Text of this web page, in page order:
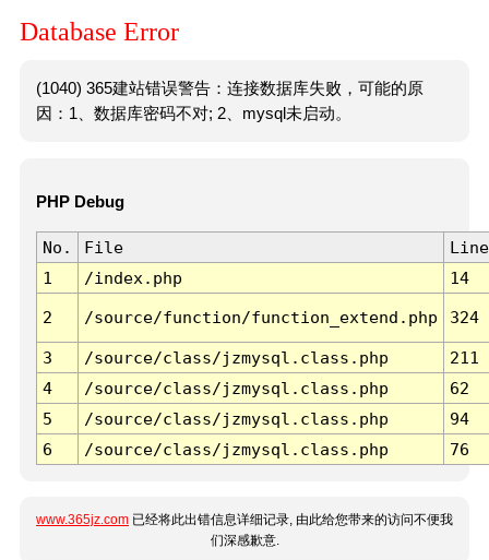
Database Error
(1040) 365建站错误警告：连接数据库失败，可能的原
因：1、数据库密码不对; 2、mysql未启动。
PHP Debug
No. File
Line
1
/index.php 14
2 /source/function/function_extend.php 324
3 /source/class/jzmysql.class.php
211
4
/source/class/jzmysql.class.php
62
5
/source/class/jzmysql.class.php
94
6
/source/class/jzmysql.class.php 76
www.365jz.com 已经将此出错信息详细记录, 由此给您带来的访问不便我
们深感歉意.